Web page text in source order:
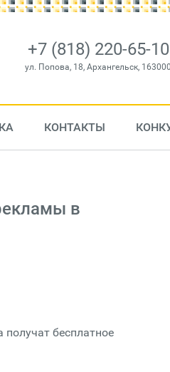
+7 (818) 220-65-10
ул. Попова, 18, Архангельск, 163000
КОНТАКТЫ
в
бесплатное